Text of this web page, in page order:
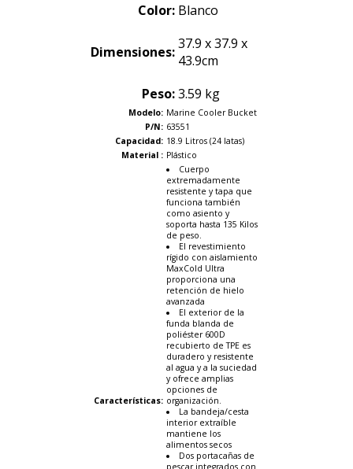
Color: Blanco
Dimensiones: 37.9 x 37.9 x
43.9cm
Peso: 3.59 kg
Modelo: Marine Cooler Bucket
P/N: 63551
Capacidad: 18.9 Litros (24 latas)
Material : Plástico
Características:
Cuerpo
extremadamente
resistente y tapa que
funciona también
como asiento y
soporta hasta 135 Kilos
de peso.
El revestimiento
rígido con aislamiento
MaxCold Ultra
proporciona una
retención de hielo
avanzada
El exterior de la
funda blanda de
poliéster 600D
recubierto de TPE es
duradero y resistente
al agua y a la suciedad
y ofrece amplias
opciones de
organización.
La bandeja/cesta
interior extraíble
mantiene los
alimentos secos
Dos portacañas de